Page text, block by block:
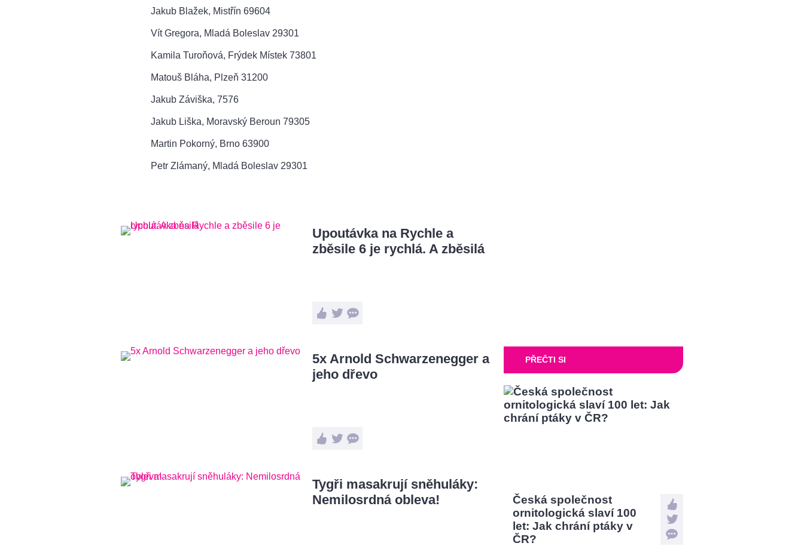
Jakub Blažek, Mistřín 69604
Vít Gregora, Mladá Boleslav 29301
Kamila Turoňová, Frýdek Místek 73801
Matouš Bláha, Plzeň 31200
Jakub Záviška, 7576
Jakub Liška, Moravský Beroun 79305
Martin Pokorný, Brno 63900
Petr Zlámaný, Mladá Boleslav 29301
Upoutávka na Rychle a
zběsile 6 je rychlá. A zběsilá
5x Arnold Schwarzenegger a
jeho dřevo
Tygři masakrují sněhuláky:
Nemilosrdná obleva!
PŘEČTI SI
Česká společnost
ornitologická slaví 100
let: Jak chrání ptáky v
ČR?